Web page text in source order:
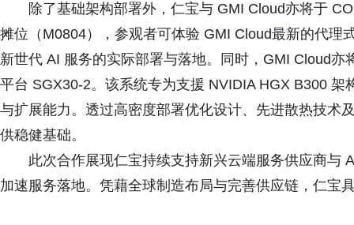
除了基础架构部署外，仁宝与 GMI Cloud亦将于
摊位（M0804），参观者可体验 GMI Cloud最新的代理
新世代 AI 服务的实际部署与落地。同时，GMI Cloud
平台 SGX30-2。该系统专为支援 NVIDIA HGX B300
与扩展能力。透过高密度部署优化设计、先进散热技术
供稳健基础。
此次合作展现仁宝持续支持新兴云端服务供应商与
加速服务落地。凭藉全球制造布局与完善供应链，仁宝